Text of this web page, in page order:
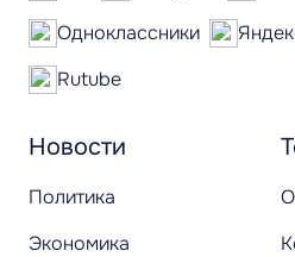
Новости
Политика
Экономика
Одноклассники
Rutube